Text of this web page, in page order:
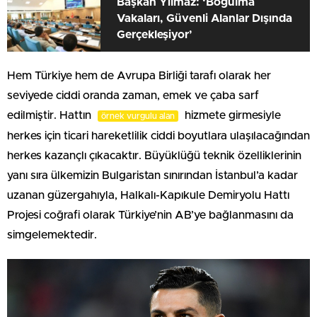
Başkan Yılmaz: ‘Boğulma
Vakaları, Güvenli Alanlar Dışında
Gerçekleşiyor’
Hem Türkiye hem de Avrupa Birliği tarafı olarak her
seviyede ciddi oranda zaman, emek ve çaba sarf
edilmiştir. Hattın
örnek vurgulu alan
hizmete girmesiyle
herkes için ticari hareketlilik ciddi boyutlara ulaşılacağından
herkes kazançlı çıkacaktır. Büyüklüğü teknik özelliklerinin
yanı sıra ülkemizin Bulgaristan sınırından İstanbul’a kadar
uzanan güzergahıyla, Halkalı-Kapıkule Demiryolu Hattı
Projesi coğrafi olarak Türkiye’nin AB’ye bağlanmasını da
simgelemektedir.